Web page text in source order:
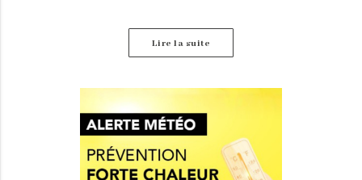
Lire la suite